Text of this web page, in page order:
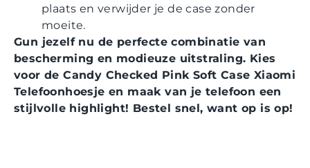
plaats en verwijder je de case zonder
moeite.
Gun jezelf nu de perfecte combinatie van
bescherming en modieuze uitstraling. Kies
voor de Candy Checked Pink Soft Case Xiaomi
Telefoonhoesje en maak van je telefoon een
stijlvolle highlight! Bestel snel, want op is op!